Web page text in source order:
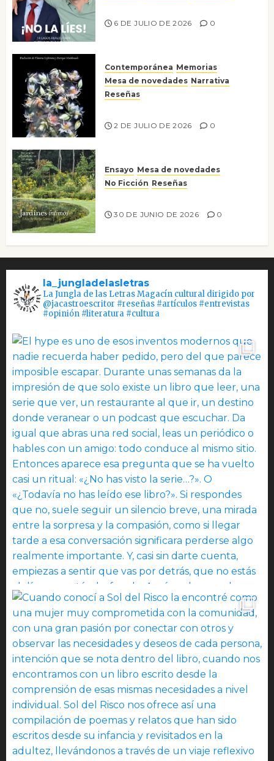
6 DE JULIO DE 2026 0
Contemporánea Memorias
Mesa de novedades Narrativa
Reseñas
2 DE JULIO DE 2026 0
Ensayo Mesa de novedades
No Ficción Reseñas
30 DE JUNIO DE 2026 0
la_jungladelasletras
La Jungla de las Letras Magacín cultural dirigido por
@jacastroescritor #reseñas #artículos #entrevistas
#opinión #literatura #cultura